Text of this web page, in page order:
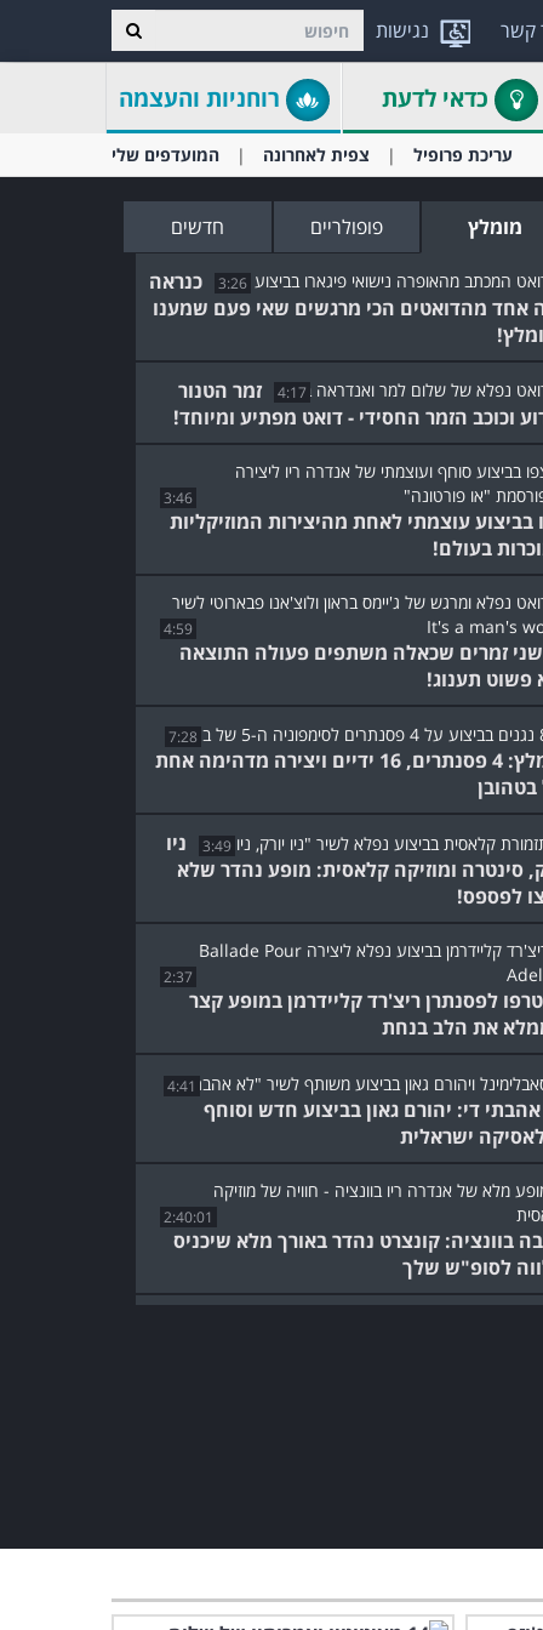
נגישות קשר
כדאי לדעת רוחניות והעצמה
עריכת פרופיל צפית לאחרונה המועדפים שלי
מומלץ פופולריים חדשים
3:26
כנראה
אחד מהדואטים הכי מרגשים שאי פעם שמענו
4:17
זמר הטנור
וכוכב הזמר החסידי - דואט מפתיע ומיוחד!
3:46
בביצוע עוצמתי לאחת מהיצירות המוזיקליות
בעולם!
4:59
זמרים שכאלה משתפים פעולה התוצאה
פשוט תענוג!
7:28
מומלץ: 4 פסנתרים, 16 ידיים ויצירה מדהימה אחת
3:49
ניו
סינטרה ומוזיקה קלאסית: מופע נהדר שלא
לפספס!
2:37
לפסנתרן ריצ'רד קליידרמן במופע קצר
את הלב בנחת
4:41
די: יהורם גאון בביצוע חדש וסוחף
ישראלית
2:40:01
בוונציה: קונצרט נהדר באורך מלא שיכניס
לסופ"ש שלך
מזמין אתכם לאוסטרליה לצפייה בקונצרט באורך